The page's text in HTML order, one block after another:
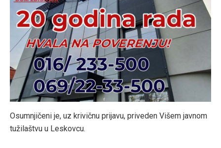
Osumnjičeni je, uz krivičnu prijavu, priveden Višem javnom
tužilaštvu u Leskovcu.